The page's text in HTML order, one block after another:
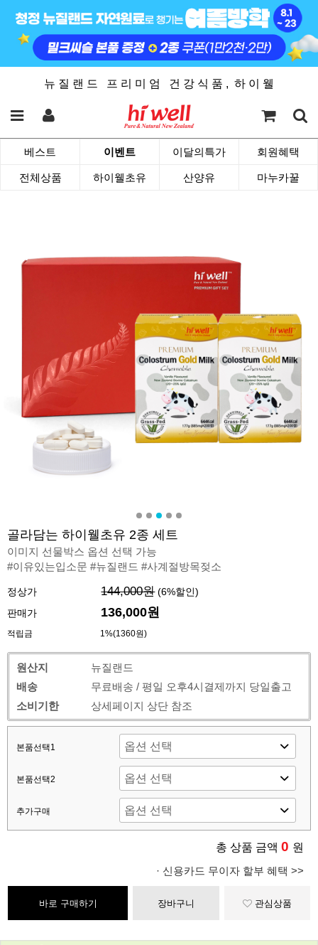
뉴 질 랜 드 프 리 미 엄 건 강 식 품 , 하 이 웰
베스트 이벤트 이달의특가 회원혜택
전체상품 하이웰초유 산양유 마누카꿀
골라담는 하이웰초유 2종 세트
이미지 선물박스 옵션 선택 가능
#이유있는입소문 #뉴질랜드 #사계절방목젖소
정상가 144,000원 (6%할인)
판매가
136,000원
적립금 1%(1360원)
원산지
뉴질랜드
배송
무료배송 / 평일 오후4시결제까지 당일출고
소비기한
상세페이지 상단 참조
본품선택1
본품선택2
추가구매
총 상품 금액 0 원
· 신용카드 무이자 할부 혜택 >>
바로 구매하기 장바구니 관심상품